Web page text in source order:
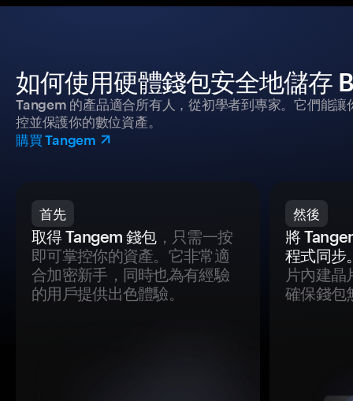
如何使用硬體錢包安全地儲存
Tangem 的產品適合所有人，從初學者到專家。它們能
控並保護你的數位資產。
購買 Tangem
首先
取得 Tangem 錢包，只需一按
即可掌控你的資產。它非常適
合加密新手，同時也為有經驗
的用戶提供出色體驗。
然後
將
程式同步
片內建晶
確保錢包